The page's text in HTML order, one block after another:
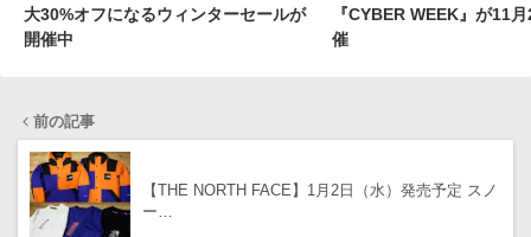
大30%オフになるウィンターセールが
開催中
『CYBER WEEK』が11
催
前の記事
【THE NORTH FACE】1月2日（水）発売予定 スノ
ー…